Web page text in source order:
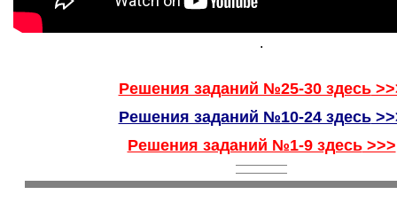
.
Решения заданий №25-30 здесь
Решения заданий №10-24 здесь
Решения заданий №1-9 здесь>>>